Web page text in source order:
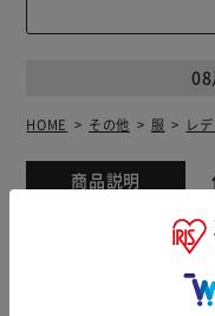
08
HOME その他 服 レ
商品説明
☆3,980円以上のご購
ノンワイヤーで、着